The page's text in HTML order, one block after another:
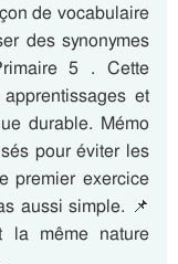
de vocabulaire
des synonymes
5 . Cette
et
durable. Mémo
pour éviter les
premier exercice
aussi simple. 📌
la même nature